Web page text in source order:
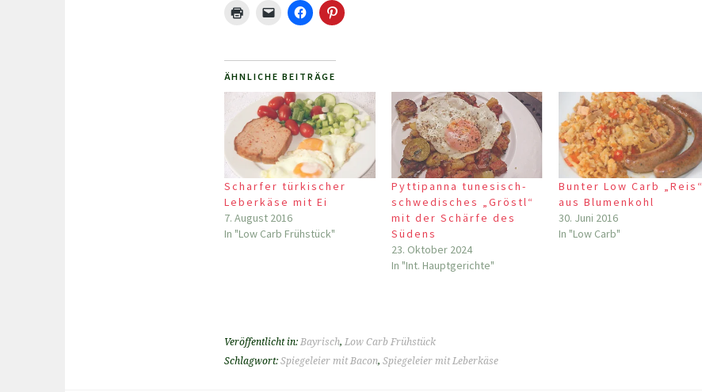
ÄHNLICHE BEITRÄGE
Scharfer türkischer
Leberkäse mit Ei
7. August 2016
In "Low Carb Frühstück"
Pyttipanna tunesisch-
schwedisches „Gröstl“
mit der Schärfe des
Südens
23. Oktober 2024
In "Int. Hauptgerichte"
Bunter Low Carb „Reis“
aus Blumenkohl
30. Juni 2016
In "Low Carb"
Veröffentlicht in: Bayrisch, Low Carb Frühstück
Schlagwort: Spiegeleier mit Bacon, Spiegeleier mit Leberkäse